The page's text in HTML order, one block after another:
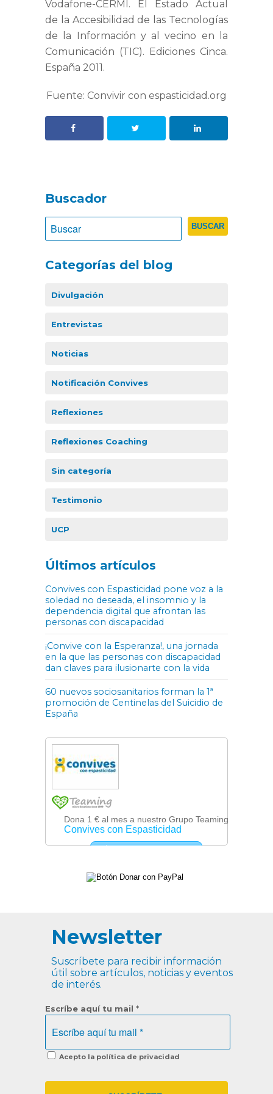
Vodafone-CERMI. El Estado Actual
de la Accesibilidad de las Tecnologías
de la Información y al vecino en la
Comunicación (TIC). Ediciones Cinca.
España 2011.
Fuente: Convivir con espasticidad.org
Buscador
Categorías del blog
Divulgación
Entrevistas
Noticias
Notificación Convives
Reflexiones
Reflexiones Coaching
Sin categoría
Testimonio
UCP
Últimos artículos
Convives con Espasticidad pone voz a la
soledad no deseada, el insomnio y la
dependencia digital que afrontan las
personas con discapacidad
¡Convive con la Esperanza!, una jornada
en la que las personas con discapacidad
dan claves para ilusionarte con la vida
60 nuevos sociosanitarios forman la 1ª
promoción de Centinelas del Suicidio de
España
Newsletter
Suscríbete para recibir información
útil sobre artículos, noticias y eventos
de interés.
Escríbe aquí tu mail *
Acepto la política de privacidad